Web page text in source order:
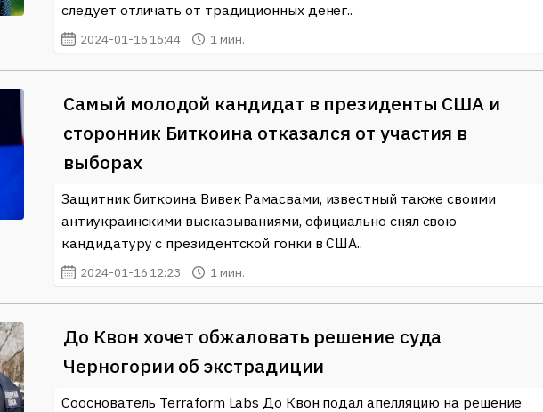
следует отличать от традиционных денег..
2024-01-16 16:44 1 мин.
Самый молодой кандидат в президенты США и
сторонник Биткоина отказался от участия в
выборах
Защитник биткоина Вивек Рамасвами, известный также своими
антиукраинскими высказываниями, официально снял свою
кандидатуру с президентской гонки в США..
2024-01-16 12:23 1 мин.
До Квон хочет обжаловать решение суда
Черногории об экстрадиции
Сооснователь Terraform Labs До Квон подал апелляцию на решение